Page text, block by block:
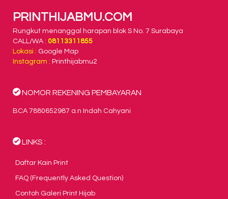
PRINTHIJABMU.COM
Rungkut menanggal harapan blok S No. 7 Surabaya
CALL/WA : 08113311855
Lokasi : Google Map
Instagram : Printhijabmu2
NOMOR REKENING PEMBAYARAN
BCA 7880652987 a.n Indah Cahyani
LINKS :
Daftar Kain Print
FAQ (Frequently Asked Question)
Contoh Galeri Print Hijab